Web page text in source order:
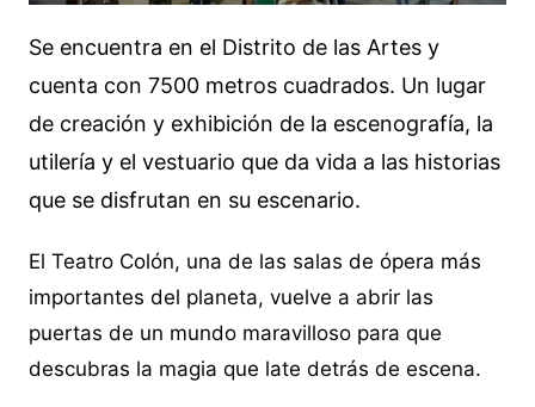
Se encuentra en el Distrito de las Artes y
cuenta con 7500 metros cuadrados. Un lugar
de creación y exhibición de la escenografía, la
utilería y el vestuario que da vida a las historias
que se disfrutan en su escenario.
El Teatro Colón, una de las salas de ópera más
importantes del planeta, vuelve a abrir las
puertas de un mundo maravilloso para que
descubras la magia que late detrás de escena.